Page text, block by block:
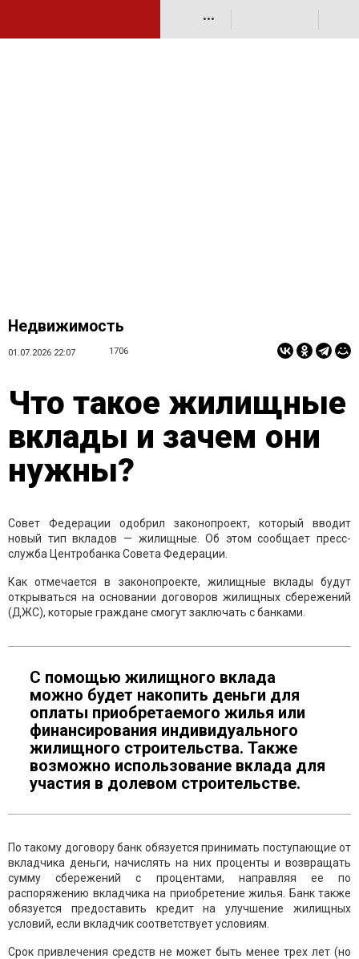
•••
Недвижимость
01.07.2026 22:07 1706
Что такое жилищные
вклады и зачем они
нужны?
Совет Федерации одобрил законопроект, который вводит
новый тип вкладов — жилищные. Об этом сообщает пресс-
служба Центробанка Совета Федерации.
Как отмечается в законопроекте, жилищные вклады будут
открываться на основании договоров жилищных сбережений
(ДЖС), которые граждане смогут заключать с банками.
С помощью жилищного вклада
можно будет накопить деньги для
оплаты приобретаемого жилья или
финансирования индивидуального
жилищного строительства. Также
возможно использование вклада для
участия в долевом строительстве.
По такому договору банк обязуется принимать поступающие от
вкладчика деньги, начислять на них проценты и возвращать
сумму сбережений с процентами, направляя ее по
распоряжению вкладчика на приобретение жилья. Банк также
обязуется предоставить кредит на улучшение жилищных
условий, если вкладчик соответствует условиям.
Срок привлечения средств не может быть менее трех лет (но